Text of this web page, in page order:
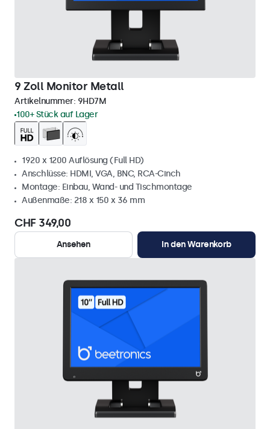
9 Zoll Monitor Metall
Artikelnummer: 9HD7M
100+ Stück auf Lager
1920 x 1200 Auflösung (Full HD)
Anschlüsse: HDMI, VGA, BNC, RCA-Cinch
Montage: Einbau, Wand- und Tischmontage
Außenmaße: 218 x 150 x 36 mm
CHF 349,00
Ansehen In den Warenkorb